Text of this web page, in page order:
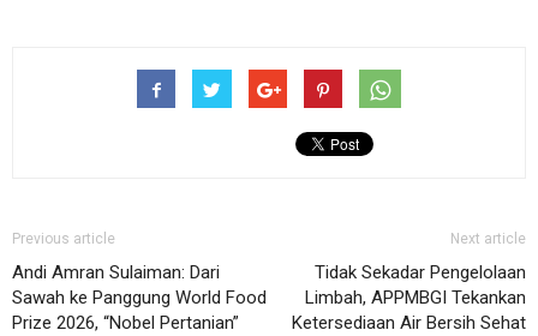
Previous article
Andi Amran Sulaiman: Dari
Sawah ke Panggung World Food
Prize 2026, “Nobel Pertanian”
Next article
Tidak Sekadar Pengelolaan
Limbah, APPMBGI Tekankan
Ketersediaan Air Bersih Sehat